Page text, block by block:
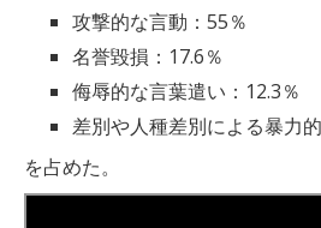
攻撃的な言動：55％
名誉毀損：17.6％
侮辱的な言葉遣い：12.3％
差別や人種差別による暴力
を占めた。